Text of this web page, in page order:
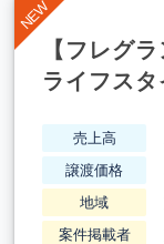
【フレグ
ライフス
売上高
譲渡価格
地域
案件掲載者